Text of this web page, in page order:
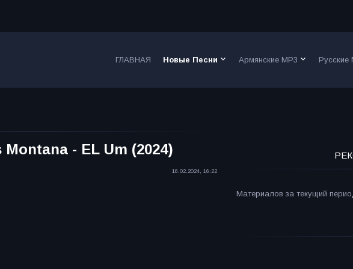
ГЛАВНАЯ Новые Песни keyboard_arrow_down Армянские MP3 keyboard_arrow_down Русские
- EL Um (2024)
18.02.2024, 16:22
Материалов за текущий